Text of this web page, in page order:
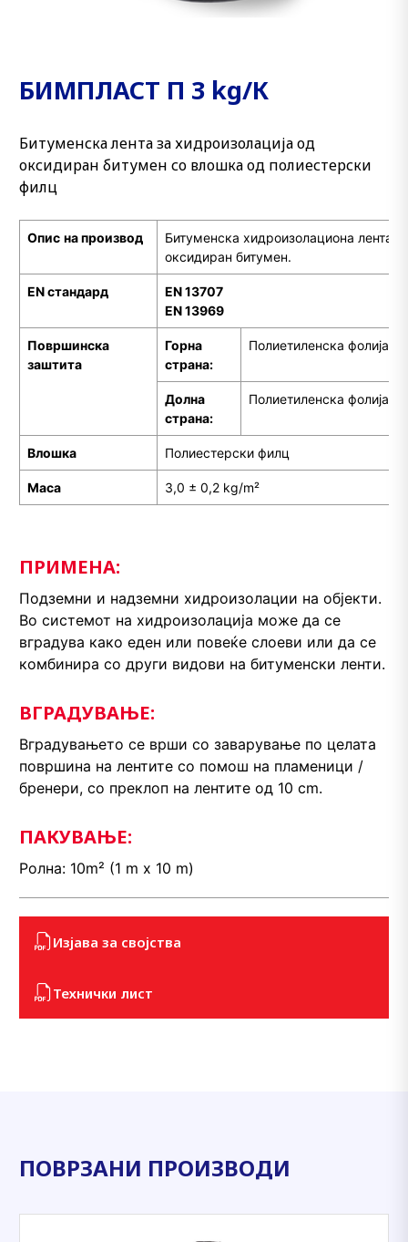
БИМПЛАСТ П 3 kg/К
Битуменска лента за хидроизолација од
оксидиран битумен со влошка од полиестерски
филц
Опис на производ
Битуменска хидроизолациона лента
оксидиран битумен.
EN стандард
EN 13707
EN 13969
Површинска
заштита
Горна
страна:
Полиетиленска фолија
Долна
страна:
Полиетиленска фолија
Влошка Полиестерски филц
Маса 3,0 ± 0,2 kg/m²
ПРИМЕНА:
Подземни и надземни хидроизолации на објекти.
Во системот на хидроизолација може да се
вградува како еден или повеќе слоеви или да се
комбинира со други видови на битуменски ленти.
ВГРАДУВАЊЕ:
Вградувањето се врши со заварување по целата
површина на лентите со помош на пламеници /
бренери, со преклоп на лентите од 10 cm.
ПАКУВАЊЕ:
Ролна: 10m² (1 m x 10 m)
Изјава за својства
Технички лист
ПОВРЗАНИ ПРОИЗВОДИ